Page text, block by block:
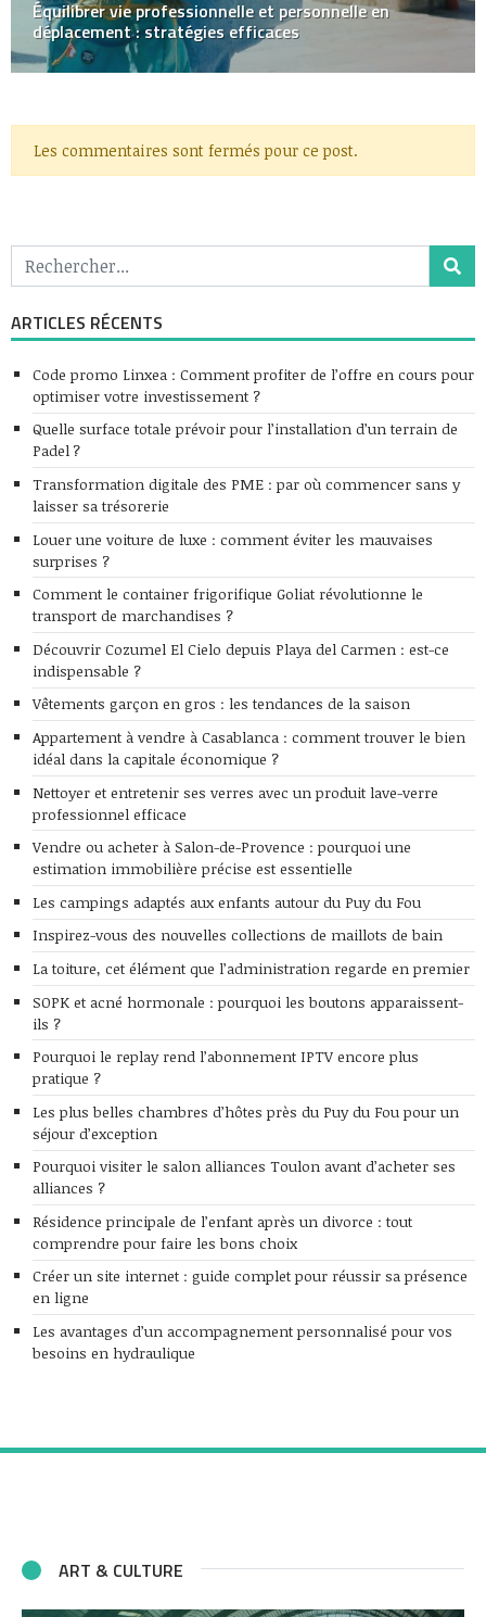
Équilibrer vie professionnelle et personnelle en
déplacement : stratégies efficaces
Les commentaires sont fermés pour ce post.
ARTICLES RÉCENTS
Code promo Linxea : Comment profiter de l’offre en cours pour
optimiser votre investissement ?
Quelle surface totale prévoir pour l’installation d’un terrain de
Padel ?
Transformation digitale des PME : par où commencer sans y
laisser sa trésorerie
Louer une voiture de luxe : comment éviter les mauvaises
surprises ?
Comment le container frigorifique Goliat révolutionne le
transport de marchandises ?
Découvrir Cozumel El Cielo depuis Playa del Carmen : est-ce
indispensable ?
Vêtements garçon en gros : les tendances de la saison
Appartement à vendre à Casablanca : comment trouver le bien
idéal dans la capitale économique ?
Nettoyer et entretenir ses verres avec un produit lave-verre
professionnel efficace
Vendre ou acheter à Salon-de-Provence : pourquoi une
estimation immobilière précise est essentielle
Les campings adaptés aux enfants autour du Puy du Fou
Inspirez-vous des nouvelles collections de maillots de bain
La toiture, cet élément que l’administration regarde en premier
SOPK et acné hormonale : pourquoi les boutons apparaissent-
ils ?
Pourquoi le replay rend l’abonnement IPTV encore plus
pratique ?
Les plus belles chambres d’hôtes près du Puy du Fou pour un
séjour d’exception
Pourquoi visiter le salon alliances Toulon avant d’acheter ses
alliances ?
Résidence principale de l’enfant après un divorce : tout
comprendre pour faire les bons choix
Créer un site internet : guide complet pour réussir sa présence
en ligne
Les avantages d’un accompagnement personnalisé pour vos
besoins en hydraulique
ART & CULTURE